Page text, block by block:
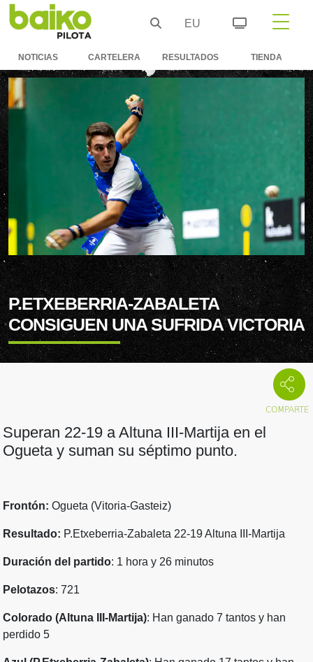
EU
NOTICIAS CARTELERA RESULTADOS TIENDA
P.ETXEBERRIA-ZABALETA
CONSIGUEN UNA SUFRIDA VICTORIA
Superan 22-19 a Altuna III-Martija en el
Ogueta y suman su séptimo punto.
Frontón: Ogueta (Vitoria-Gasteiz)
Resultado: P.Etxeberria-Zabaleta 22-19 Altuna III-Martija
Duración del partido: 1 hora y 26 minutos
Pelotazos: 721
Colorado (Altuna III-Martija): Han ganado 7 tantos y han
perdido 5